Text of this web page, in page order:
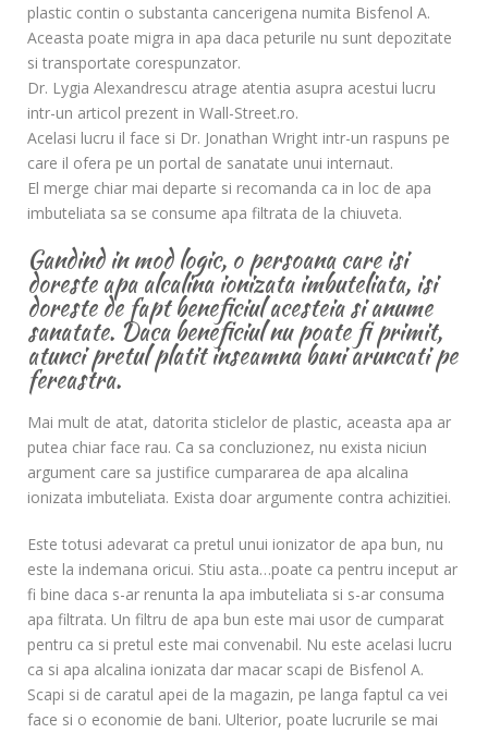
plastic contin o substanta cancerigena numita Bisfenol A.
Aceasta poate migra in apa daca peturile nu sunt depozitate
si transportate corespunzator.
Dr. Lygia Alexandrescu atrage atentia asupra acestui lucru
intr-un articol prezent in Wall-Street.ro.
Acelasi lucru il face si Dr. Jonathan Wright intr-un raspuns pe
care il ofera pe un portal de sanatate unui internaut.
El merge chiar mai departe si recomanda ca in loc de apa
imbuteliata sa se consume apa filtrata de la chiuveta.
Gandind in mod logic, o persoana care isi
doreste apa alcalina ionizata imbuteliata, isi
doreste de fapt beneficiul acesteia si anume
sanatate. Daca beneficiul nu poate fi primit,
atunci pretul platit inseamna bani aruncati pe
fereastra.
Mai mult de atat, datorita sticlelor de plastic, aceasta apa ar
putea chiar face rau. Ca sa concluzionez, nu exista niciun
argument care sa justifice cumpararea de apa alcalina
ionizata imbuteliata. Exista doar argumente contra achizitiei.
Este totusi adevarat ca pretul unui ionizator de apa bun, nu
este la indemana oricui. Stiu asta…poate ca pentru inceput ar
fi bine daca s-ar renunta la apa imbuteliata si s-ar consuma
apa filtrata. Un filtru de apa bun este mai usor de cumparat
pentru ca si pretul este mai convenabil. Nu este acelasi lucru
ca si apa alcalina ionizata dar macar scapi de Bisfenol A.
Scapi si de caratul apei de la magazin, pe langa faptul ca vei
face si o economie de bani. Ulterior, poate lucrurile se mai